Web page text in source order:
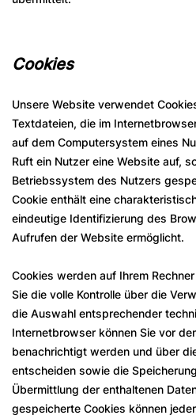
Cookies
Unsere Website verwendet
Textdateien, die im
auf dem Computersystem eines
Ruft ein Nutzer eine Website auf,
Betriebssystem des Nutzers
Cookie enthält eine
eindeutige Identifizierung des
Aufrufen der Website ermöglicht.
Cookies werden auf Ihrem
Sie die volle Kontrolle über die
die Auswahl entsprechender
Internetbrowser können Sie vor
benachrichtigt werden und über
entscheiden sowie die
Übermittlung der enthaltenen
gespeicherte Cookies können